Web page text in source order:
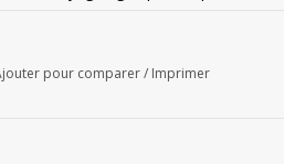
pour comparer/ Imprimer